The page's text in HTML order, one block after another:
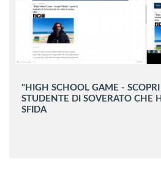
"HIGH SCHOOL GAME - SCOPRI
STUDENTE DI SOVERATO CHE
SFIDA